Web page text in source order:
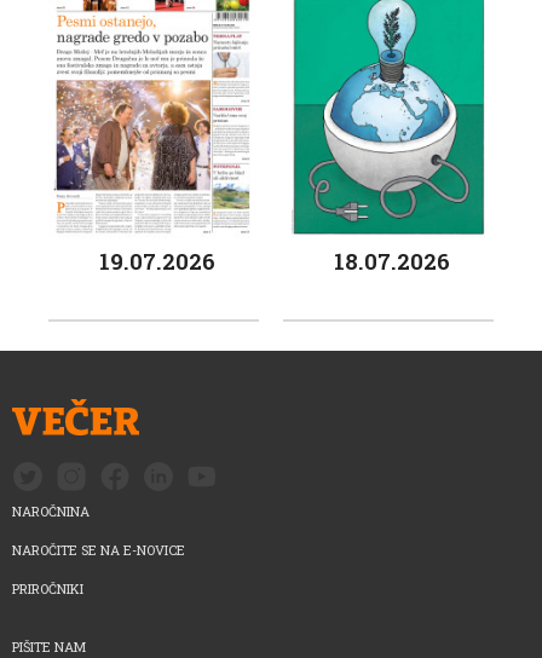
19.07.2026 18.07.2026
NAROČNINA
NAROČITE SE NA E-NOVICE
PRIROČNIKI
PIŠITE NAM